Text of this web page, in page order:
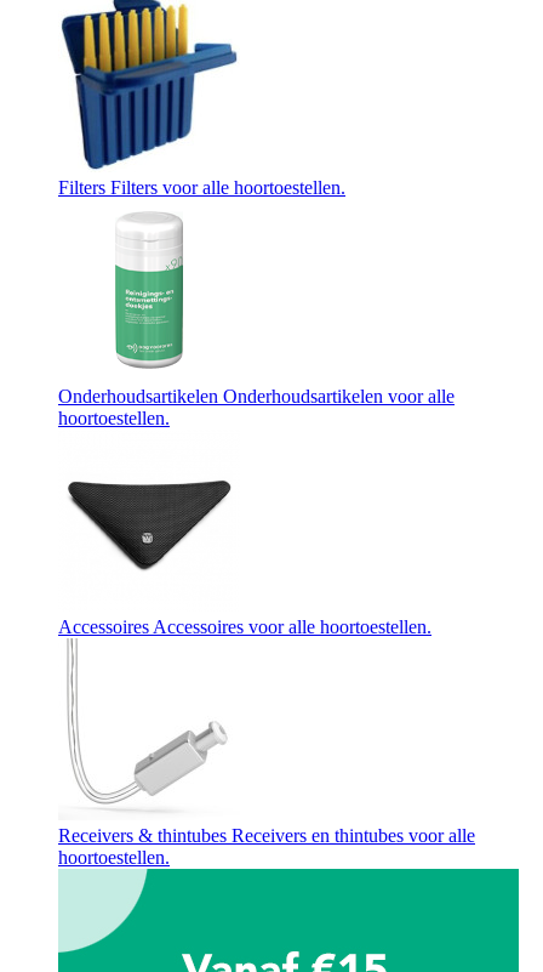
Filters Filters voor alle hoortoestellen.
Onderhoudsartikelen Onderhoudsartikelen voor alle
hoortoestellen.
AccessoiresAccessoires voor alle hoortoestellen.
Receivers & thintubes Receivers en thintubes voor alle
hoortoestellen.